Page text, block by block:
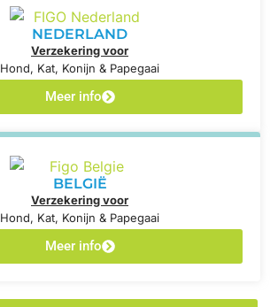
NEDERLAND
Verzekering voor
Hond, Kat, Konijn & Papegaai
Meer info
BELGIË
Verzekering voor
Hond, Kat, Konijn & Papegaai
Meer info